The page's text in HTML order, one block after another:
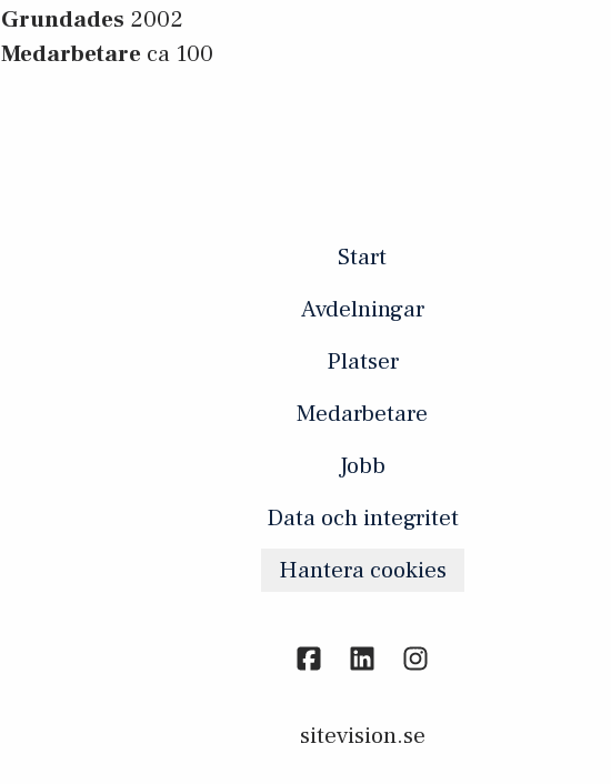
Grundades 2002
Medarbetare ca 100
Start
Avdelningar
Platser
Medarbetare
Jobb
Data och integritet
Hantera cookies
sitevision.se